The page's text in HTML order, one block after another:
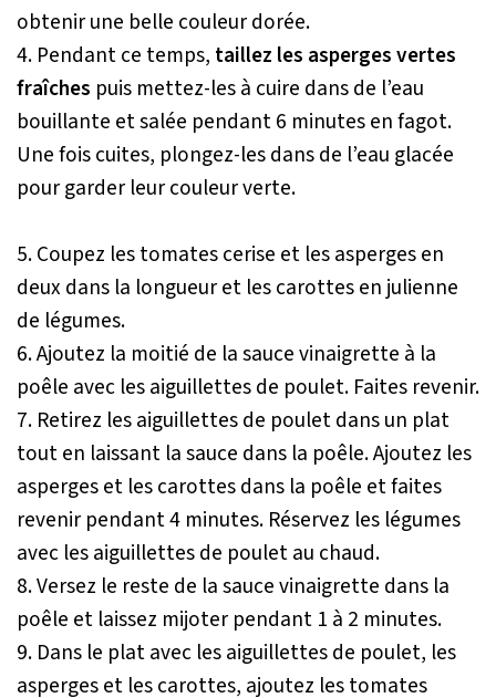
obtenir une belle couleur dorée.
4. Pendant ce temps, taillez les asperges vertes
fraîches puis mettez-les à cuire dans de l’eau
bouillante et salée pendant 6 minutes en fagot.
Une fois cuites, plongez-les dans de l’eau glacée
pour garder leur couleur verte.
5. Coupez les tomates cerise et les asperges en
deux dans la longueur et les carottes en julienne
de légumes.
6. Ajoutez la moitié de la sauce vinaigrette à la
poêle avec les aiguillettes de poulet. Faites revenir.
7. Retirez les aiguillettes de poulet dans un plat
tout en laissant la sauce dans la poêle. Ajoutez les
asperges et les carottes dans la poêle et faites
revenir pendant 4 minutes. Réservez les légumes
avec les aiguillettes de poulet au chaud.
8. Versez le reste de la sauce vinaigrette dans la
poêle et laissez mijoter pendant 1 à 2 minutes.
9. Dans le plat avec les aiguillettes de poulet, les
asperges et les carottes, ajoutez les tomates